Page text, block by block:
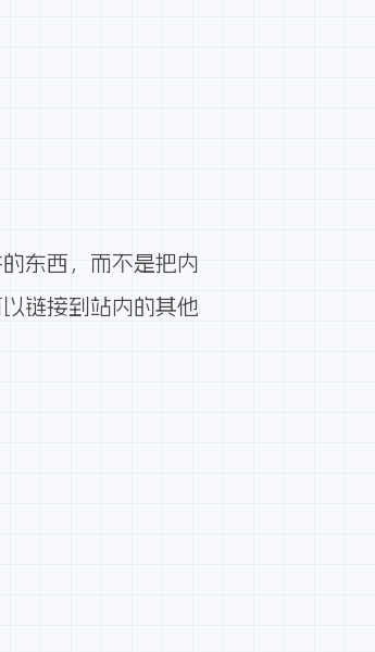
东西，而不是把内
链接到站内的其他